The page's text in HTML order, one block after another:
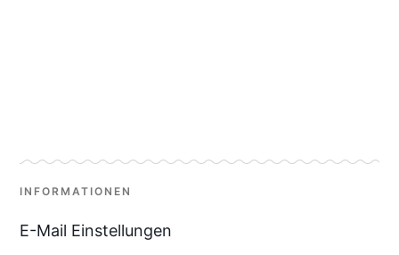
INFORMATIONEN
E-Mail Einstellungen